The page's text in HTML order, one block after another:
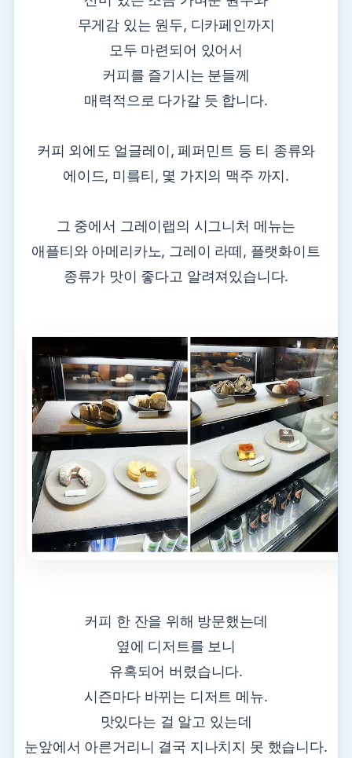
무게감 있는 원두, 디카페인까지
모두 마련되어 있어서
커피를 즐기시는 분들께
매력적으로 다가갈 듯 합니다.
커피 외에도 얼글레이, 페퍼민트 등 티 종류와
에이드, 미릌티, 몇 가지의 맥주 까지.
그 중에서 그레이랩의 시그니처 메뉴는
애플티와 아메리카노, 그레이 라떼, 플랫화이트
종류가 맛이 좋다고 알려져있습니다.
커피 한 잔을 위해 방문했는데
옆에 디저트를 보니
유혹되어 버렸습니다.
시즌마다 바뀌는 디저트 메뉴.
맛있다는 걸 알고 있는데
눈앞에서 아른거리니 결국 지나치지 못 했습니다.